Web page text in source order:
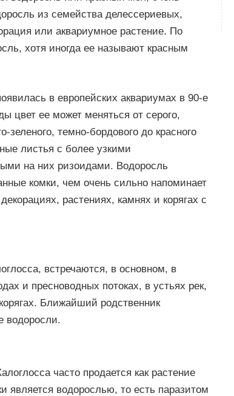
из семейства делессериевых,
или аквариумное растение. По
хотя иногда ее называют красным
в европейских аквариумах в 90-е
цвет ее может меняться от серого,
зеленого, темно-бордового до красного
листья с более узкими
на них ризоидами. Водоросль
комки, чем очень сильно напоминает
растениях, камнях и корягах с
встречаются, в основном, в
и пресноводных потоках, в устьях рек,
Ближайший родственник
водоросли.
часто продается как растение
является водорослью, то есть паразитом